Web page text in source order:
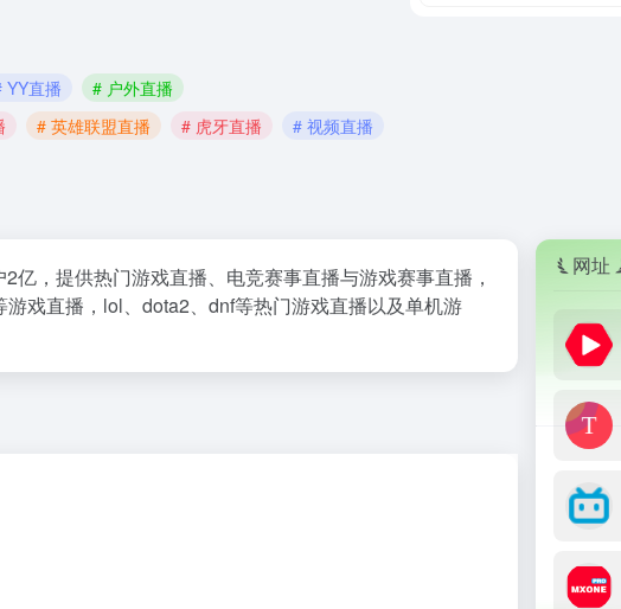
YY直播
# 户外直播
# 英雄联盟直播 # 虎牙直播
# 视频直播
，提供热门游戏直播、电竞赛事直播与游戏赛事直播，
戏直播，lol、dota2、dnf等热门游戏直播以及单机游
网址